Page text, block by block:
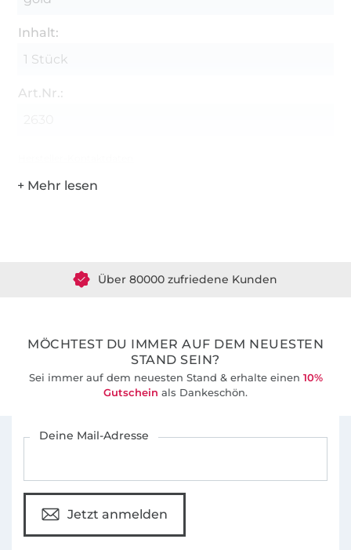
Inhalt:
1 Stück
Art.Nr.:
MÖCHTEST DU IMMER AUF DEM NEUESTEN
STAND SEIN?
Sei immer auf dem neuesten Stand & erhalte einen 10%
Gutschein als Dankeschön.
Deine Mail-Adresse
Jetzt anmelden